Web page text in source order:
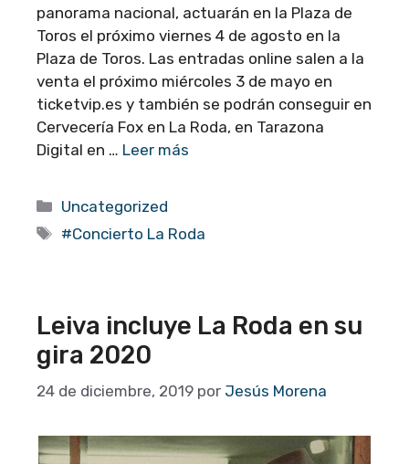
panorama nacional, actuarán en la Plaza de
Toros el próximo viernes 4 de agosto en la
Plaza de Toros. Las entradas online salen a la
venta el próximo miércoles 3 de mayo en
ticketvip.es y también se podrán conseguir en
Cervecería Fox en La Roda, en Tarazona
Digital en … Leer más
Categorías
Uncategorized
Etiquetas
#Concierto La Roda
Leiva incluye La Roda en su
gira 2020
24 de diciembre, 2019 por Jesús Morena